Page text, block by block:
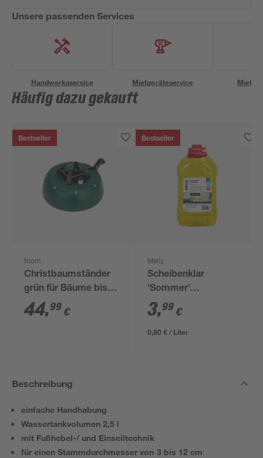
Unsere passenden Services
Handwerksservice Mietgeräteservice
Häufig dazu gekauft
Bestseller
toom
Christbaumständer
grün für Bäume bis
2,5 m
44,99 €
Bestseller
Meilz
Scheibenklar
'Sommer'
Zitronenduft 5 l
3,99 €
0,80 € / Liter
Beschreibung
einfache Handhabung
Wassertankvolumen 2,5 l
mit Fußhebel-/ und Einseiltechnik
für einen Stammdurchmesser von 3 bis 12 cm